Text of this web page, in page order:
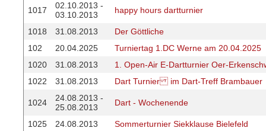
1017
02.10.2013 -
03.10.2013
happy hours dartturnier
1018 31.08.2013
Der Göttliche
102
20.04.2025
Turniertag 1.DC Werne am 20.04.2025
1020
31.08.2013
1. Open-Air E-Dartturnier Oer-
1022
31.08.2013 Dart Turnier im Dart-Treff Brambauer
1024
24.08.2013 -
25.08.2013
Dart - Wochenende
1025 24.08.2013
Sommerturnier Siekklause Bielefeld